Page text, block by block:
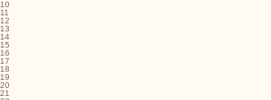
10
11
12
13
14
15
16
17
18
19
20
21